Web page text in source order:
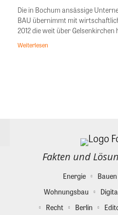
Die in Bochum ansässige
BAU übernimmt mit
2012 die weit über Gelsenkirchen
Weiterlesen
Fakten und
Energie Bauen
Wohnungsbau
Recht
Berlin